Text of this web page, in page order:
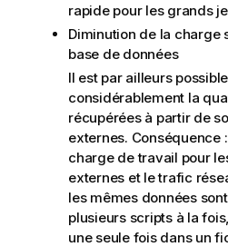
rapide pour les grands
Diminution de la charge
base de données
Il est par ailleurs
considérablement la
récupérées à partir de
externes. Conséquence
charge de travail pour
externes et le trafic
les mêmes données
plusieurs scripts à la
une seule fois dans un